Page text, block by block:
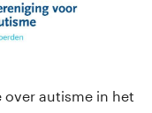
autisme in het